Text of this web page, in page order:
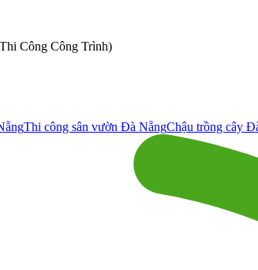
Công Công Trình)
Thi công sân vườn Đà NẵngChậu trồng cây